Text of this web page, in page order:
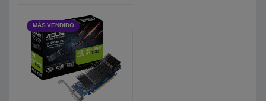
MÁS VENDIDO